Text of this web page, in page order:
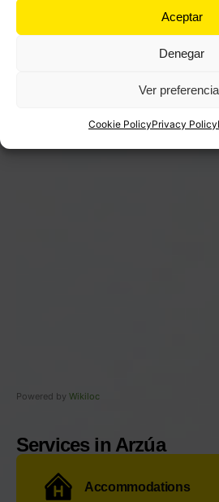
Aceptar
Denegar
Ver
Cookie PolicyPrivacy Policy
Powered by Wikiloc
Services in Arzúa
Accommodations